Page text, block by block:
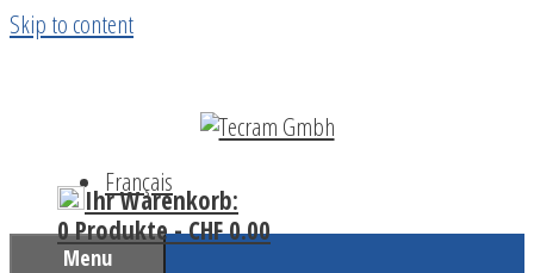
Skip to content
Français
Ihr Warenkorb:
0 Produkte -CHF0.00
Menu